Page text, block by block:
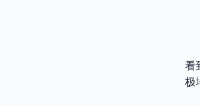
看
极